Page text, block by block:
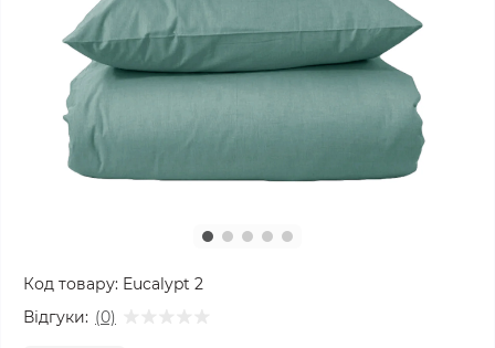
Код товару: Eucalypt 2
Відгуки: (0)